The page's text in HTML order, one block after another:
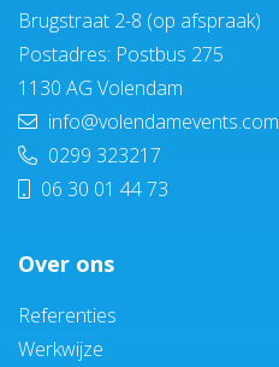
Brugstraat 2-8 (op afspraak)
Postadres: Postbus 275
1130 AG Volendam
info@volendamevents.com
0299 323217
06 30 01 44 73
Over ons
Referenties
Werkwijze